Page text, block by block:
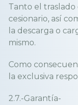
Tanto el
cesionario, así
la descarga o
mismo.
Como
la exclusiva
2.7.-Garantía-